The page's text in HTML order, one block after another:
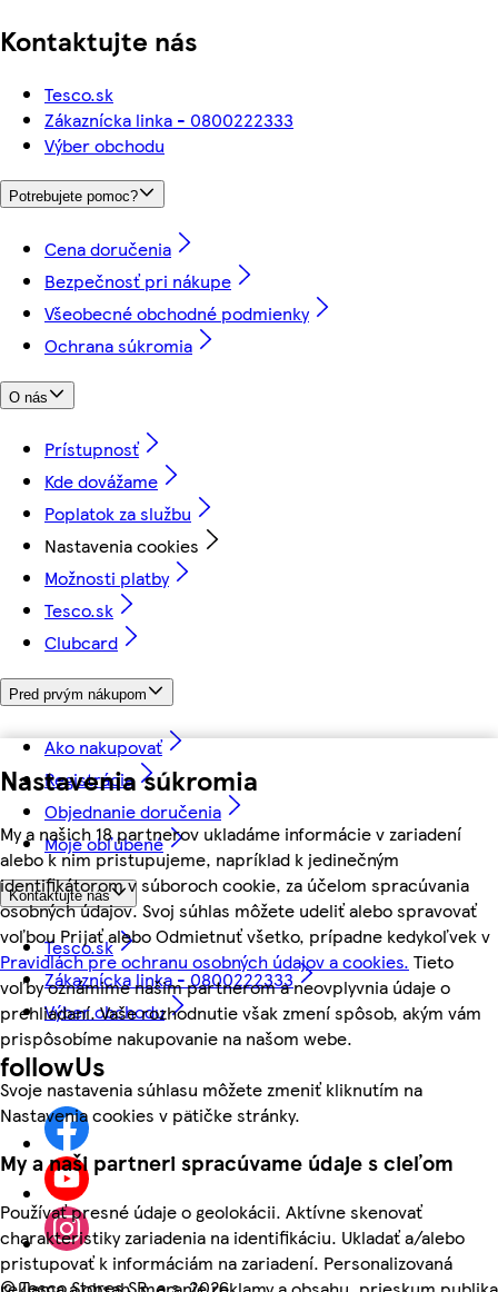
Nastavenia súkromia
My a našich 18 partnerov ukladáme informácie v zariadení
alebo k nim pristupujeme, napríklad k jedinečným
identifikátorom v súboroch cookie, za účelom spracúvania
osobných údajov. Svoj súhlas môžete udeliť alebo spravovať
voľbou Prijať alebo Odmietnuť všetko, prípadne kedykoľvek v
Pravidlách pre ochranu osobných údajov a cookies. Tieto
voľby oznámime našim partnerom a neovplyvnia údaje o
prehliadaní. Vaše rozhodnutie však zmení spôsob, akým vám
prispôsobíme nakupovanie na našom webe.
Svoje nastavenia súhlasu môžete zmeniť kliknutím na
Nastavenia cookies v pätičke stránky.
My a naši partneri spracúvame údaje s cieľom
Používať presné údaje o geolokácii. Aktívne skenovať
charakteristiky zariadenia na identifikáciu. Ukladať a/alebo
pristupovať k informáciám na zariadení. Personalizovaná
Kontaktujte nás
Tesco.sk
Zákaznícka linka - 0800222333
Výber obchodu
Potrebujete pomoc?
Cena doručenia
Bezpečnosť pri nákupe
Všeobecné obchodné podmienky
Ochrana súkromia
O nás
Prístupnosť
Kde dovážame
Poplatok za službu
Nastavenia cookies
Možnosti platby
Tesco.sk
Clubcard
Pred prvým nákupom
Ako nakupovať
Registrácia
Objednanie doručenia
Moje obľúbené
Kontaktujte nás
Tesco.sk
Zákaznícka linka - 0800222333
Výber obchodu
followUs